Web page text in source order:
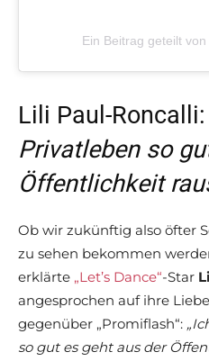
Ein Beitrag geteilt
Lili Paul-Roncalli:
Privatleben so
Öffentlichkeit
Ob wir zukünftig also öfter
zu sehen bekommen
erklärte „Let’s Dance“-Star
angesprochen auf ihre
gegenüber „Promiflash“:
so gut es geht aus der